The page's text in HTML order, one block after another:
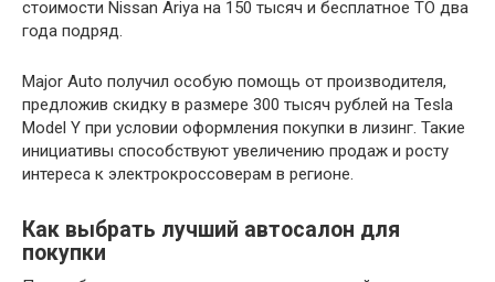
стоимости Nissan Ariya на 150 тысяч и бесплатное ТО два
года подряд.
Major Auto получил особую помощь от производителя,
предложив скидку в размере 300 тысяч рублей на Tesla
Model Y при условии оформления покупки в лизинг. Такие
инициативы способствуют увеличению продаж и росту
интереса к электрокроссоверам в регионе.
Как выбрать лучший автосалон для
покупки